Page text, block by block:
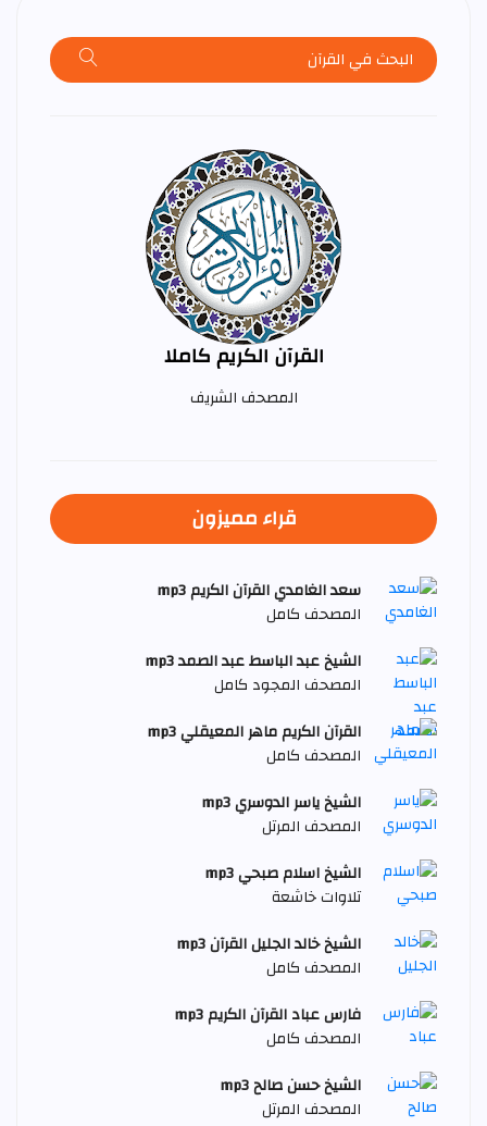
القرآن الكريم كاملا
المصحف الشريف
قراء مميزون
سعد الغامدي القرآن الكريم mp3
المصحف كامل
الشيخ عبد الباسط عبد الصمد mp3
المصحف المجود كامل
القرآن الكريم ماهر المعيقلي mp3
المصحف كامل
الشيخ ياسر الدوسري mp3
المصحف المرتل
الشيخ اسلام صبحي mp3
تلاوات خاشعة
الشيخ خالد الجليل القرآن mp3
المصحف كامل
فارس عباد القرآن الكريم mp3
المصحف كامل
الشيخ حسن صالح mp3
المصحف المرتل